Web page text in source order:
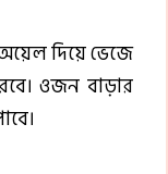
দিয়ে ভেজে
ওজন বাড়ার